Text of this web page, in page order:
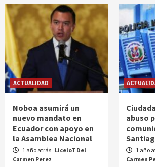
ACTUALIDAD
Noboa asumirá un
nuevo mandato en
Ecuador con apoyo en
la Asamblea Nacional
1 año atrás LiceloT Del
Carmen Perez
abuso
1 año
Carmen